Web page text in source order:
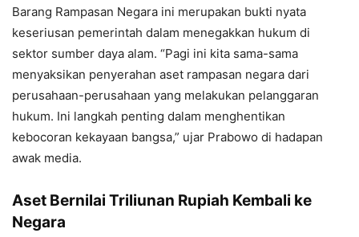
Barang Rampasan Negara ini merupakan bukti nyata
keseriusan pemerintah dalam menegakkan hukum di
sektor sumber daya alam. “Pagi ini kita sama-sama
menyaksikan penyerahan aset rampasan negara dari
perusahaan-perusahaan yang melakukan pelanggaran
hukum. Ini langkah penting dalam menghentikan
kebocoran kekayaan bangsa,” ujar Prabowo di hadapan
awak media.
Aset Bernilai Triliunan Rupiah Kembali ke
Negara